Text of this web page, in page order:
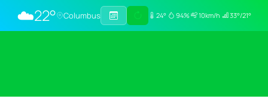
☁️22° Columbus 24° 94% 10km/h 33°/21°